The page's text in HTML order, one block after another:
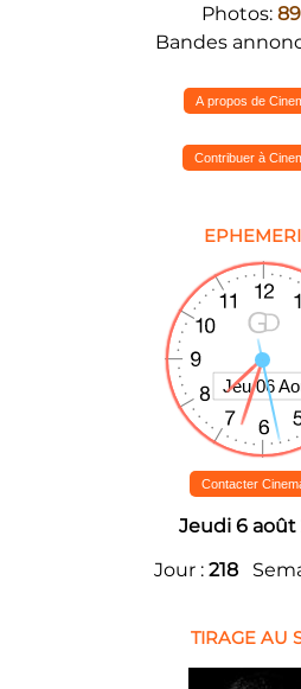
Photos:
Bandes
A propos de
Contribuer à
Contacter
Jeudi 6 août
Jour : 218
TIRAGE AU